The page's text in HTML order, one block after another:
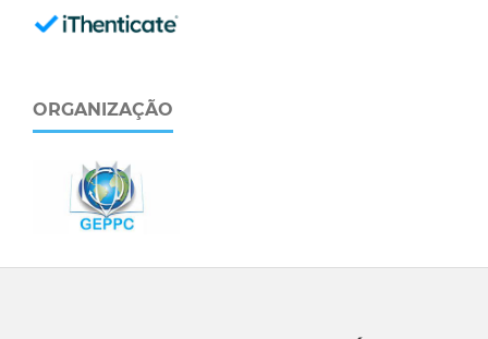
ORGANIZAÇÃO